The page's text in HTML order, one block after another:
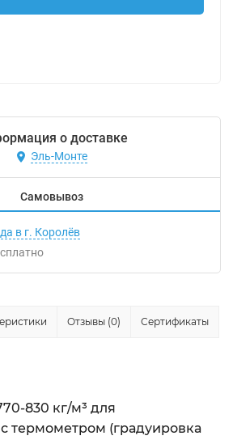
о доставке
Эль-Монте
Самовывоз
в г. Королёв
Отзывы (0) Сертификаты
830 кг/м³ для
термометром (градуировка